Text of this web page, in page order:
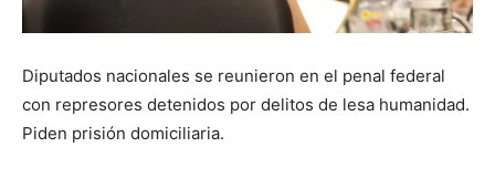
Diputados nacionales se reunieron en el penal federal
con represores detenidos por delitos de lesa humanidad.
Piden prisión domiciliaria.